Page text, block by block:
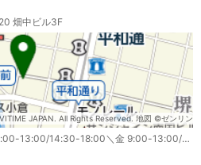
畑中ビル3F
JAPAN. All Rights Reserved. 地図 ©ゼンリン
月・火・水・木 9:00-13:00/14:30-18:00＼金 9:00-13:00/15:00-18:00＼土 9:00-13:00/14:30-17:00